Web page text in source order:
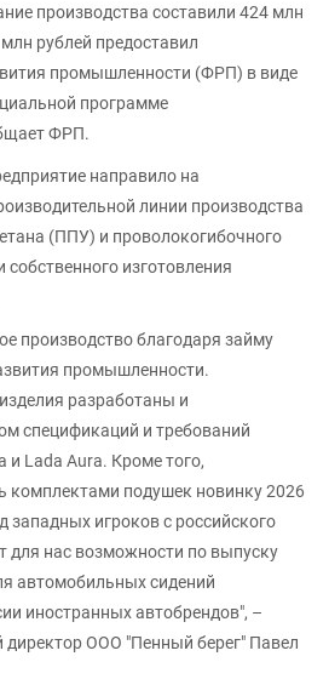
производства составили 424 млн
рублей предоставил
промышленности (ФРП) в виде
программе
ФРП.
направило на
линии производства
(ППУ) и проволокогибочного
изготовления
производство благодаря займу
промышленности.
разработаны и
спецификаций и требований
и Lada Aura. Кроме того,
комплектами подушек новинку 2026
западных игроков с российского
для нас возможности по выпуску
автомобильных сидений
иностранных автобрендов", –
директор ООО "Пенный берег" Павел